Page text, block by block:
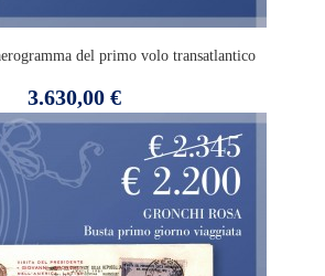
del primo volo transatlantico
Prezzo
3.630,00 €